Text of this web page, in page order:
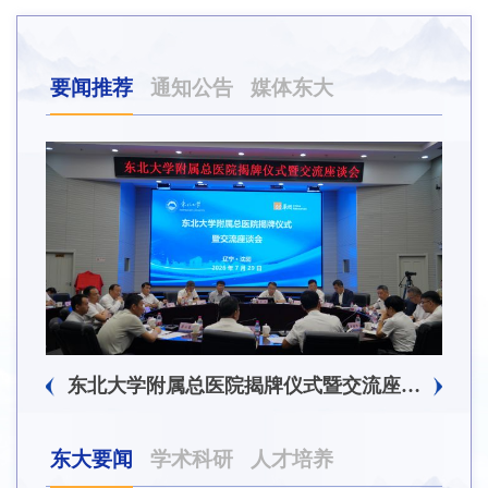
要闻推荐 通知公告 媒体东大
东北大学附属总医院揭牌仪式暨交流座谈会举行
东大要闻 学术科研 人才培养